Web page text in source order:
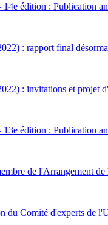
édition : Publication
: rapport final
: invitations et projet
édition : Publication
de l'Arrangement
du Comité d'experts de